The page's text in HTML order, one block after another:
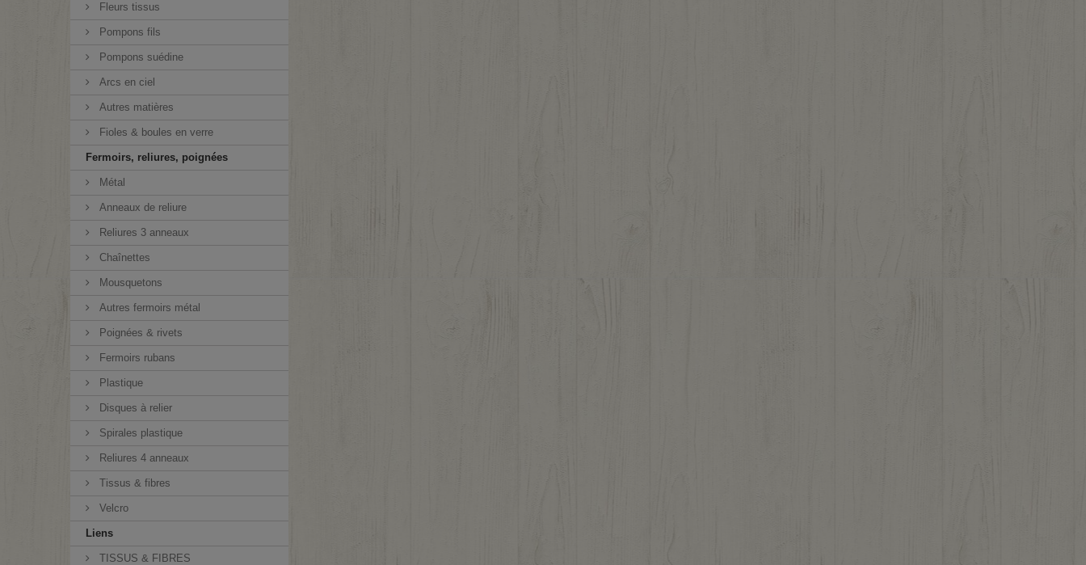
Fleurs tissus
Pompons fils
Pompons suédine
Arcs en ciel
Autres matières
Fioles & boules en verre
Fermoirs, reliures, poignées
Métal
Anneaux de reliure
Reliures 3 anneaux
Chaînettes
Mousquetons
Autres fermoirs métal
Poignées & rivets
Fermoirs rubans
Plastique
Disques à relier
Spirales plastique
Reliures 4 anneaux
Tissus & fibres
Velcro
Liens
TISSUS & FIBRES